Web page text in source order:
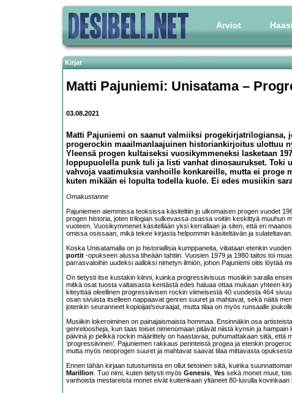
Arviot
Kirjat
Matti Pajuniemi: Unisatama –
03.08.2021
Matti Pajuniemi on saanut valmiiksi progekirjatrilogiansa,
progerockin maailmanlaajuinen historiankirjoitus ulottuu
Yleensä progen kultaiseksi vuosikymmeneksi lasketaan
loppupuolella punk tuli ja listi vanhat dinosaurukset. Toki
vahvoja vaatimuksia vanhoille konkareille, mutta ei proge
kuten mikään ei lopulta todella kuole. Ei edes musiikin
Omakustanne
Pajuniemen aiemmissa teoksissa käsiteltiin jo ulkomaisen progen vuodet
progen historia, joten trilogian sulkevassa osassa voitiin keskittyä muuhun
vuoteen. Vuosikymmenet käsitellään yksi kerrallaan ja siten, että eri
omissa osissaan, mikä tekee kirjasta helpommin käsiteltävän ja sulateltavan.
Koska Unisatamalla on jo historiallisia kumppaneita, viitataan etenkin
portit -opukseen alussa tiheään tahtiin. Vuosien 1979 ja 1980 taitos toi
parrasvaloihin uudeksi aalloksi nimetyn ilmiön, johon Pajuniemi oitis löytää
On tietysti itse kustakin kiinni, kuinka progressiivisuus musiikin saralla
mitkä osat tuosta valtaisasta kentästä edes haluaa ottaa mukaan yhteen
kiteyttää oleellinen progressiivisen rockin viimeisestä 40 vuodesta 464
osan sivuista itselleen nappaavat genren suuret ja mahtavat, sekä näitä
jotenkin seuranneet kopioijat/seuraajat, mutta tilaa on myös runsaalle
Musiikin lokeroiminen on painajaismaista hommaa. Ensinnäkin osa
genreloosheja, kun taas toiset nimenomaan pitävät niistä kynsin ja hampain
päivinä jo pelkkä rockin määrittely on haastavaa, puhumattakaan siitä, että
’progressiivinen’. Pajuniemen rakkaus perinteistä progea ja etenkin
mutta myös neoprogen suuret ja mahtavat saavat tilaa mittavasta
Ennen tähän kirjaan tutustumista en ollut tietoinen siitä, kuinka
Marillion. Tuo nimi, kuten tietysti myös Genesis, Yes sekä monet muut,
vanhoista mestareista monet eivät kuitenkaan yltäneet 80-luvulla